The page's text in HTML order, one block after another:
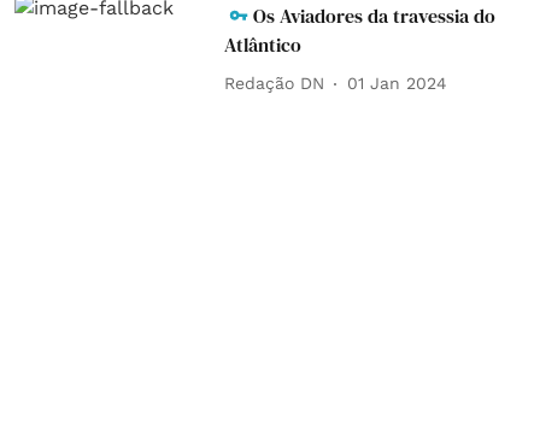
Os Aviadores da travessia do
Atlântico
Redação DN 01 Jan 2024